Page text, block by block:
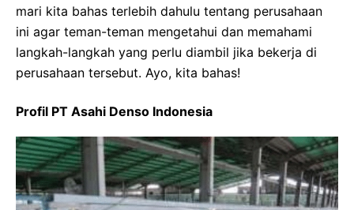
mari kita bahas terlebih dahulu tentang perusahaan
ini agar teman-teman mengetahui dan memahami
langkah-langkah yang perlu diambil jika bekerja di
perusahaan tersebut. Ayo, kita bahas!
Profil PT Asahi Denso Indonesia